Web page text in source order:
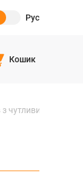
Рус
Кошик
з чутливим